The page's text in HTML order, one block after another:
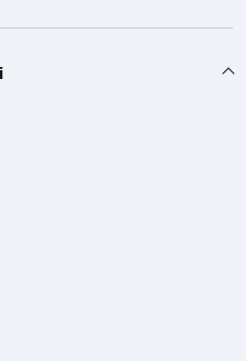
controversie